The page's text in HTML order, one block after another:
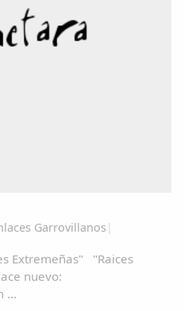
Garrovillanos |
Extremeñas" "Raices
nuevo:
...